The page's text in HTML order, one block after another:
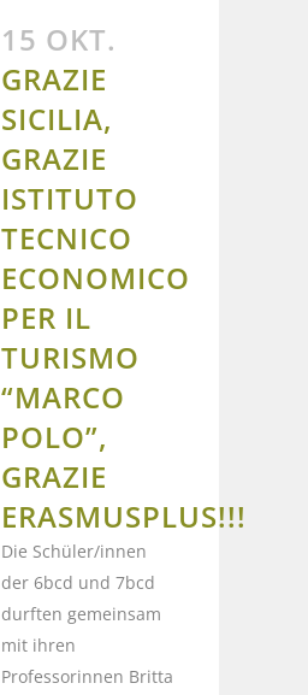
15 OKT.
GRAZIE
SICILIA,
GRAZIE
ISTITUTO
TECNICO
ECONOMICO
PER IL
TURISMO
“MARCO
POLO”,
GRAZIE
ERASMUSPLUS!!!
Die Schüler/innen
der 6bcd und 7bcd
durften gemeinsam
mit ihren
Professorinnen Britta